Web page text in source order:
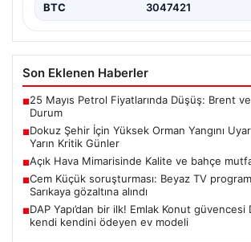
BTC 3047421
Son Eklenen Haberler
■25 Mayıs Petrol Fiyatlarında Düşüş: Brent
Durum
■Dokuz Şehir İçin Yüksek Orman Yangını
Yarın Kritik Günler
■Açık Hava Mimarisinde Kalite ve bahçe
■Cem Küçük soruşturması: Beyaz TV
Sarıkaya gözaltına alındı
■DAP Yapı’dan bir ilk! Emlak Konut
kendi kendini ödeyen ev modeli